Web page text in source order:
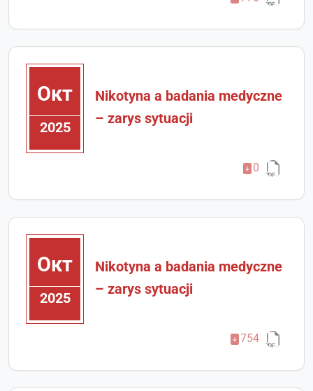
Окт
2025
Nikotyna a badania medyczne
– zarys sytuacji
0
Окт
2025
Nikotyna a badania medyczne
– zarys sytuacji
754